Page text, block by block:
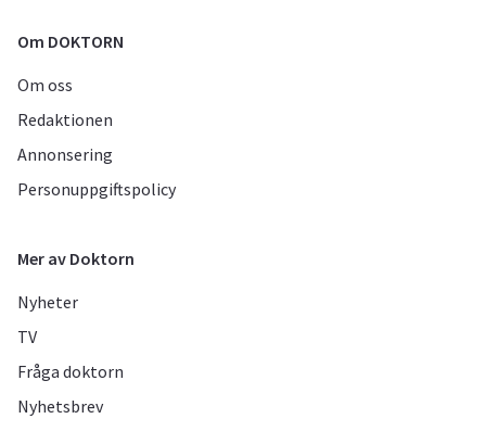
Om DOKTORN
Om oss
Redaktionen
Annonsering
Personuppgiftspolicy
Mer av Doktorn
Nyheter
TV
Fråga doktorn
Nyhetsbrev